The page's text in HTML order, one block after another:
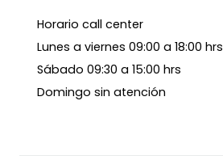
Horario call center
Lunes a viernes 09:00 a 18:00 hrs
Sábado 09:30 a 15:00 hrs
Domingo sin atención